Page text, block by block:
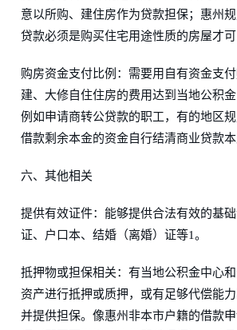
意以所购、建住房作为贷款担保；惠州
贷款必须是购买住宅用途性质的房屋才可
购房资金支付比例：需要用自有资金支
建、大修自住住房的费用达到当地公积金
例如申请商转公贷款的职工，有的地区
借款剩余本金的资金自行结清商业贷款本
六、其他相关
提供有效证件：能够提供合法有效的基
证、户口本、结婚（离婚）证等1。
抵押物或担保相关：有当地公积金中心
资产进行抵押或质押，或有足够代偿能
并提供担保。像惠州非本市户籍的借款